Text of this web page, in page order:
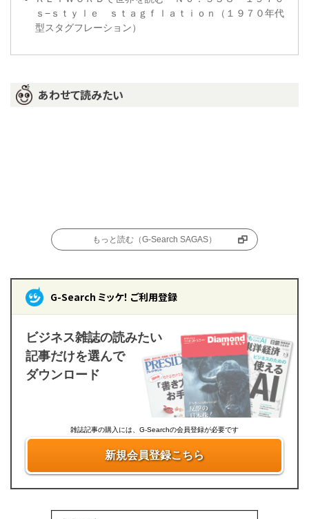
ｓ−ｓｔｙｌｅ ｓｔａｇｆｌａｔｉｏｎ（１９７０年代
型スタグフレーション）
あわせて読みたい
もっと読む（G-Search SAGAS）
G-Search ミッケ！ ご利用登録
ビジネス雑誌の読みたい
記事だけを選んで
ダウンロード
雑誌記事の購入には、G-Searchの会員登録が必要です
新規会員登録こちら